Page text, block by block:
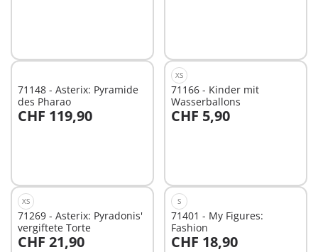
71148 - Asterix: Pyramide
des Pharao
CHF 119,90
XS
71166 - Kinder mit
Wasserballons
CHF 5,90
XS
71269 - Asterix: Pyradonis'
vergiftete Torte
CHF 21,90
S
71401 - My Figures:
Fashion
CHF 18,90